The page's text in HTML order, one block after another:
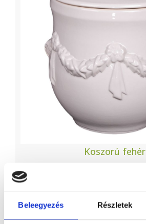
Beleegyezés Részletek
Koszorú fehér